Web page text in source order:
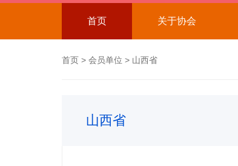
首页 关于协会
首页 > 会员单位 > 山西省
山西省